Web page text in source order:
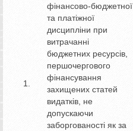
фінансово-бюджетної
та платіжної
дисципліни при
витрачанні
бюджетних ресурсів,
першочергового
фінансування
захищених статей
видатків, не
допускаючи
заборгованості як за